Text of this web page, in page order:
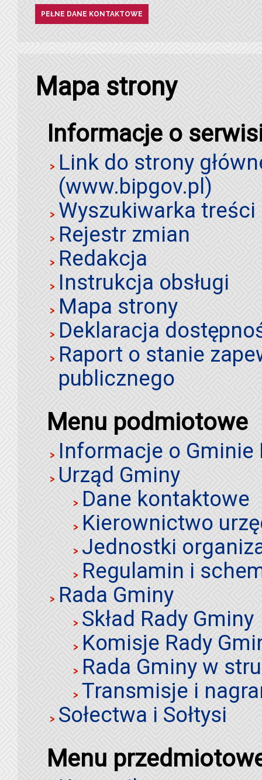
PEŁNE DANE KONTAKTOWE
Mapa strony
Informacje o
Link do strony
(www.bipgov.pl)
Wyszukiwarka
Rejestr zmian
Redakcja
Instrukcja obsługi
Mapa strony
Deklaracja
Raport o stanie
publicznego
Menu podmiotowe
Informacje o Gminie
Urząd Gminy
Dane kontaktowe
Kierownictwo
Jednostki
Regulamin i
Rada Gminy
Skład Rady Gminy
Komisje Rady
Rada Gminy w
Transmisje i
Sołectwa i Sołtysi
Menu